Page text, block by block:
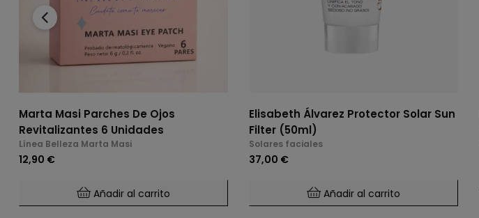
Marta Masi Parches De Ojos
Revitalizantes 6 Unidades
Línea Belleza Marta Masi
12,90 €
Añadir al carrito
Elisabeth Álvarez Protector Solar Sun
Filter (50ml)
Solares faciales
37,00 €
Añadir al carrito
‹